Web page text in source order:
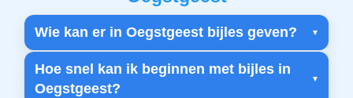
Wie kan er in Oegstgeest bijles geven?
Hoe snel kan ik beginnen met bijles in
Oegstgeest?